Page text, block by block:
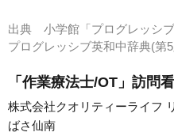
出典 小学館「プログレッシ
プログレッシブ英和中辞典(
「作業療法士/OT」訪問
株式会社クオリティーライフ
ばさ仙南